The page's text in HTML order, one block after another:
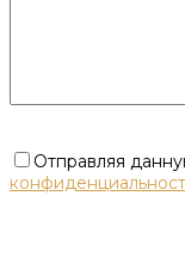
Отправляя